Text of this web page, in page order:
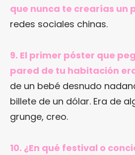
que nunca te crearías un
redes sociales chinas.
9. El primer póster que
pared de tu habitación
de un bebé desnudo
billete de un dólar. Era de
grunge, creo.
10. ¿En qué festival o